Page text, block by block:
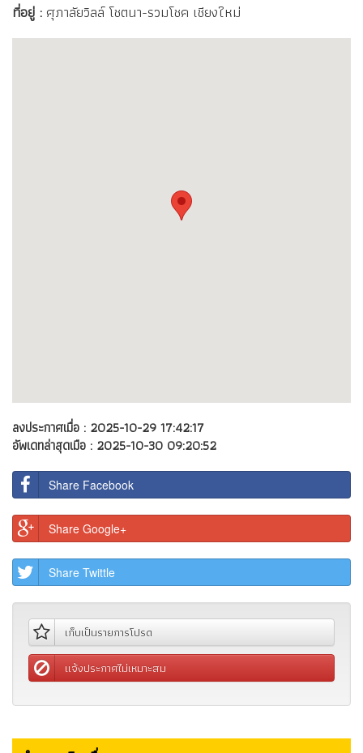
ลงประกาศเมื่อ : 2025-10-29 17:42:17
อัพเดทล่าสุดเมือ : 2025-10-30 09:20:52
แจ้งประกาศไม่เหมาะสม
คำนวณสินเชื่อ
ระบุวงเงินกู้ :
บาท
ระบุอัตราดอกเบี้ยต่อปี :